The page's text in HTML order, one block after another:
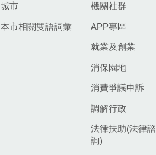
城市
本市相關雙語詞彙
機關社群
APP專區
就業及創業
消保園地
消費爭議申訴
調解行政
法律扶助(法律諮
詢)